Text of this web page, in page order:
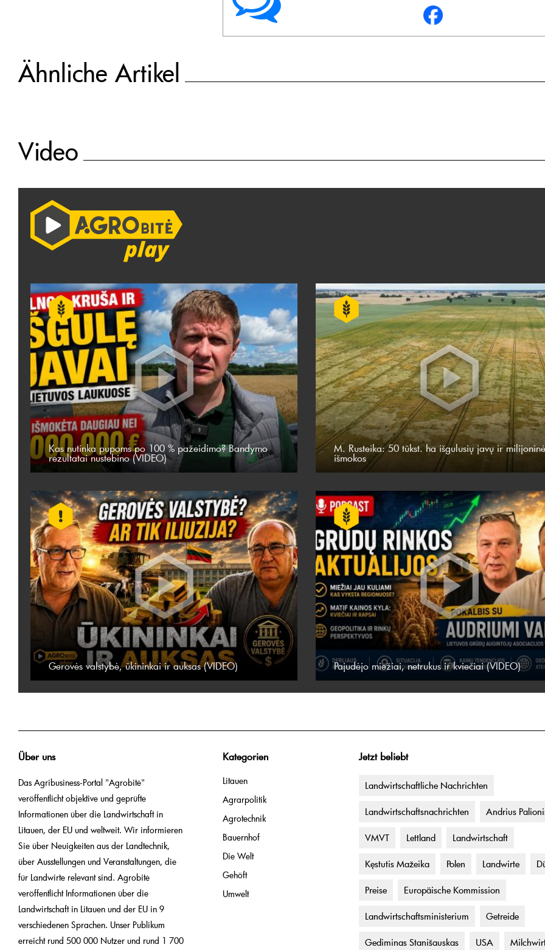
Ähnliche Artikel
Video
Kas nutinka pupoms po 100 % pažeidimo? Bandymo
rezultatai nustebino (VIDEO)
M. Rusteika: 50 tūkst. ha išgulusių javų ir
išmokos
Gerovės valstybė, ūkininkai ir auksas (VIDEO) Pajudėjo miežiai, netrukus ir kviečiai (VIDEO)
Über uns
Das Agribusiness-Portal "Agrobitė"
veröffentlicht objektive und geprüfte
Informationen über die Landwirtschaft in
Litauen, der EU und weltweit. Wir informieren
Sie über Neuigkeiten aus der Landtechnik,
über Ausstellungen und Veranstaltungen, die
für Landwirte relevant sind. Agrobitė
veröffentlicht Informationen über die
Landwirtschaft in Litauen und der EU in 9
verschiedenen Sprachen. Unser Publikum
erreicht rund 500 000 Nutzer und rund 1 700
Jetzt beliebt
Landwirtschaftliche Nachrichten
Landwirtschaftsnachrichten Andrius
VMVT Lettland Landwirtschaft
Kęstutis Mažeika Polen Landwirte
Preise Europäische Kommission
Landwirtschaftsministerium Getreide
Gediminas Stanišauskas USA
Kategorien
Litauen
Agrarpolitik
Agrotechnik
Bauernhof
Die Welt
Gehöft
Umwelt